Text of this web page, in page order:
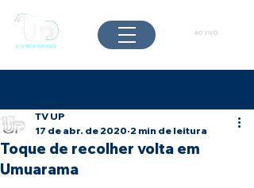
AO VIVO
Toque de recolher volta em
Umuarama
TV UP
17 de abr. de 2020 2 min de leitura